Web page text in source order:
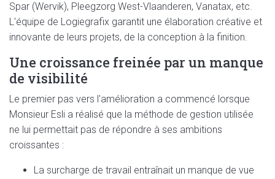
Spar (Wervik), Pleegzorg West-Vlaanderen, Vanatax, etc.
L'équipe de Logiegrafix garantit une élaboration créative et
innovante de leurs projets, de la conception à la finition.
Une croissance freinée par un manque
de visibilité
Le premier pas vers l'amélioration a commencé lorsque
Monsieur Esli a réalisé que la méthode de gestion utilisée
ne lui permettait pas de répondre à ses ambitions
croissantes :
La surcharge de travail entraînait un manque de vue